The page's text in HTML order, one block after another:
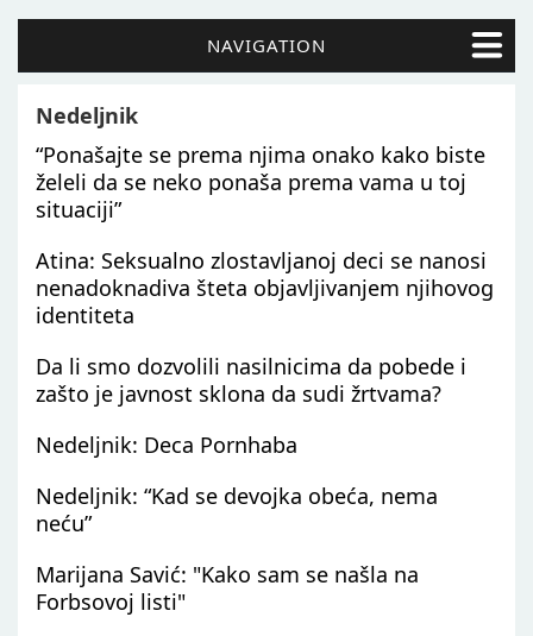
NAVIGATION
Nedeljnik
“Ponašajte se prema njima onako kako biste
želeli da se neko ponaša prema vama u toj
situaciji”
Atina: Seksualno zlostavljanoj deci se nanosi
nenadoknadiva šteta objavljivanjem njihovog
identiteta
Da li smo dozvolili nasilnicima da pobede i
zašto je javnost sklona da sudi žrtvama?
Nedeljnik: Deca Pornhaba
Nedeljnik: “Kad se devojka obeća, nema
neću”
Marijana Savić: "Kako sam se našla na
Forbsovoj listi"